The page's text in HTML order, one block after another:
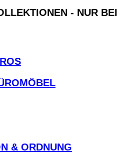
- NUR BEI
& ORDNUNG